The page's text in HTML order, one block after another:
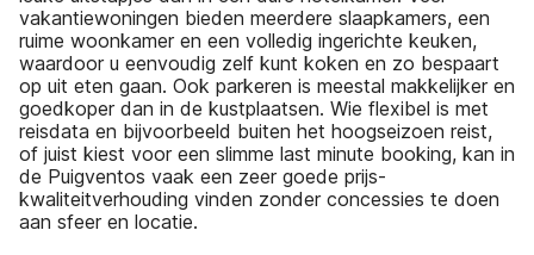
vakantiewoningen bieden meerdere slaapkamers, een
ruime woonkamer en een volledig ingerichte keuken,
waardoor u eenvoudig zelf kunt koken en zo bespaart
op uit eten gaan. Ook parkeren is meestal makkelijker en
goedkoper dan in de kustplaatsen. Wie flexibel is met
reisdata en bijvoorbeeld buiten het hoogseizoen reist,
of juist kiest voor een slimme last minute booking, kan in
de Puigventos vaak een zeer goede prijs-
kwaliteitverhouding vinden zonder concessies te doen
aan sfeer en locatie.